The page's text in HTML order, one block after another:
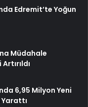
Edremit’te Yoğun
Müdahale
6,95 Milyon Yeni